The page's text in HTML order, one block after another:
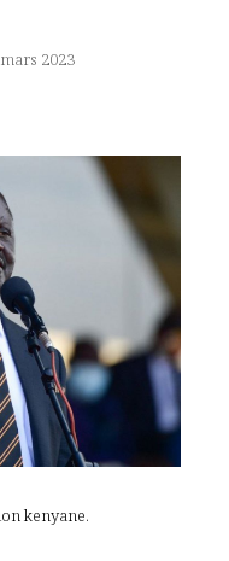
2023
kenyane.